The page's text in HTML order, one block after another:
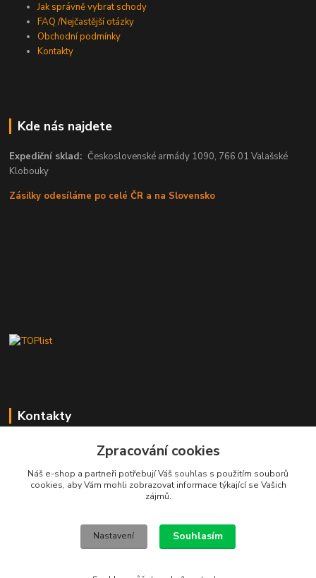
Jak správně vybrat schody
FAQ /Nejčastější otázky
Obchodní podmínky
Kontakty
Kde nás najdete
Expediční sklad:Československé armády 1090, 766 01 Valašské
Klobouky
Zásilky odesíláme po celé ČR a na Slovensko
Kontakty
Stanislav Fuks
605 703 535
Po-Čt 7.00 - 16.00 hod. Pá 7.00 - 12.00 hod.
Zpracování cookies
Náš e-shop a partneři potřebují Váš souhlas s použitím souborů
cookies, aby Vám mohli zobrazovat informace týkající se Vašich
zájmů.
Nastavení Souhlasím